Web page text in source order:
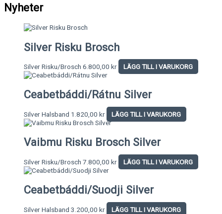
Nyheter
Silver Risku Brosch
Silver Risku/Brosch 6.800,00 kr LÄGG TILL I VARUKORG
Ceabetbáddi/Rátnu Silver
Silver Halsband 1.820,00 kr LÄGG TILL I VARUKORG
Vaibmu Risku Brosch Silver
Silver Risku/Brosch 7.800,00 kr LÄGG TILL I VARUKORG
Ceabetbáddi/Suodji Silver
Silver Halsband 3.200,00 kr LÄGG TILL I VARUKORG